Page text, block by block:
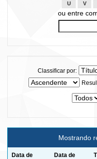
U
V
ou entre
Classificar por:
Mostrando
Data de
Data de